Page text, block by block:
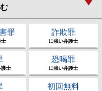
罪
士
詐欺罪
に強い弁護士
護士
恐喝罪
に強い弁護士
初回無料